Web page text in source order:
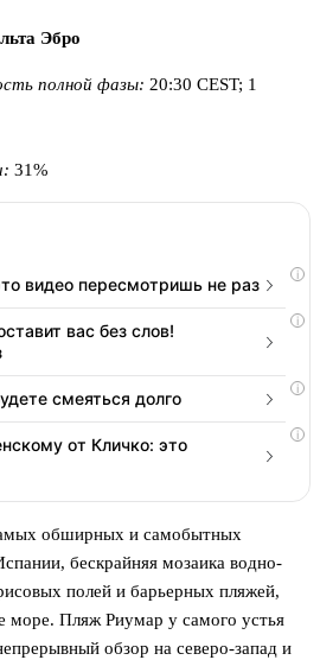
Эбро
полной фазы: 20:30 CEST; 1
31%
i
видео пересмотришь не раз
i
вас без слов!
i
смеяться долго
i
от Кличко: это
обширных и самобытных
бескрайняя мозаика водно-
полей и барьерных пляжей,
море. Пляж Риумар у самого устья
обзор на северо-запад и